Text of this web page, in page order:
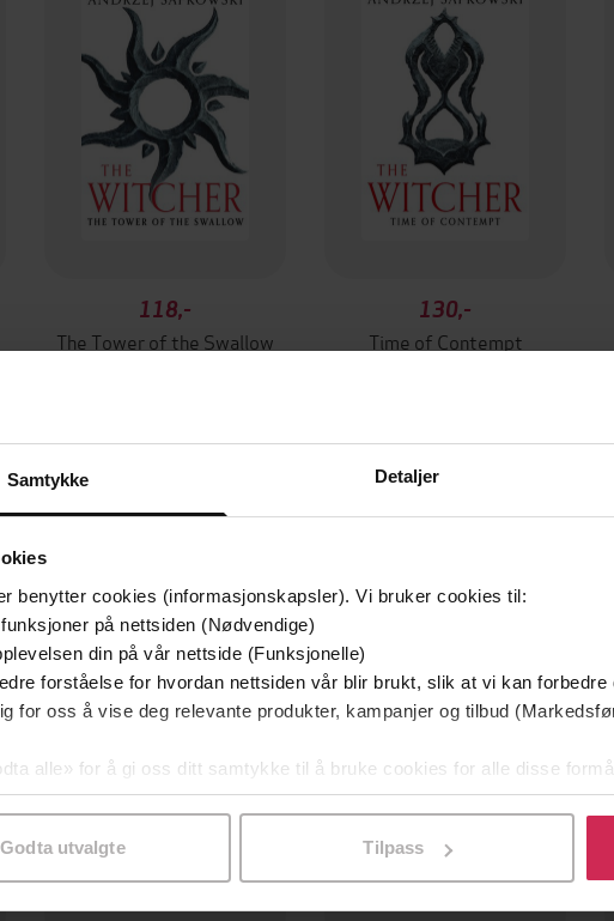
Samtykke Detaljer
benytter cookies (informasjonskapsler). Vi bruker cookies til:
på nettsiden (Nødvendige)
din på vår nettside (Funksjonelle)
forståelse for hvordan nettsiden vår blir brukt, slik at vi kan forbedre
for oss å vise deg relevante produkter, kampanjer og tilbud
alle» for å gi oss ditt samtykke til å bruke cookies for alle disse
formål ved å klikke på «Tilpass». Du kan når som helst
Godta utvalgte Tilpass
118,-
The Tower of the Swallow
130,-
Time of Contempt